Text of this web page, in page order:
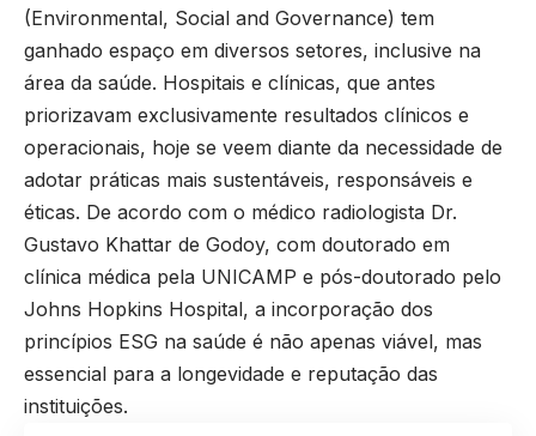
(Environmental, Social and Governance) tem
ganhado espaço em diversos setores, inclusive na
área da saúde. Hospitais e clínicas, que antes
priorizavam exclusivamente resultados clínicos e
operacionais, hoje se veem diante da necessidade de
adotar práticas mais sustentáveis, responsáveis e
éticas. De acordo com o médico radiologista Dr.
Gustavo Khattar de Godoy, com doutorado em
clínica médica pela UNICAMP e pós-doutorado pelo
Johns Hopkins Hospital, a incorporação dos
princípios ESG na saúde é não apenas viável, mas
essencial para a longevidade e reputação das
instituições.